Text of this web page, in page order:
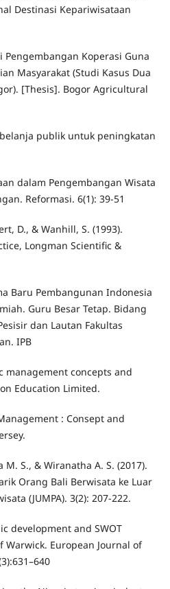
Destinasi Kepariwisataan
Pengembangan Koperasi Guna
Masyarakat (Studi Kasus Dua
[Thesis]. Bogor Agricultural
publik untuk peningkatan
dalam Pengembangan Wisata
Reformasi. 6(1): 39-51
D., & Wanhill, S. (1993).
Longman Scientific &
Baru Pembangunan Indonesia
Guru Besar Tetap. Bidang
dan Lautan Fakultas
IPB
management concepts and
Education Limited.
: Consept and
M. S., & Wiranatha A. S. (2017).
Orang Bali Berwisata ke Luar
(JUMPA). 3(2): 207-222.
development and SWOT
European Journal of